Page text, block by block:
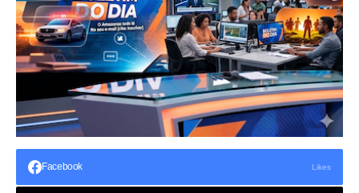
Facebook Likes